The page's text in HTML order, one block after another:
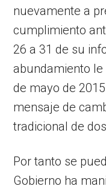
nuevamente a
cumplimiento
26 a 31 de su
abundamiento
de mayo de
mensaje de
tradicional de
Por tanto se
Gobierno ha